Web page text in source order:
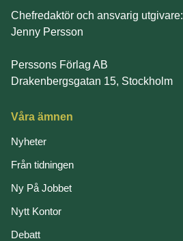
Chefredaktör och ansvarig utgivare:
Jenny Persson
Perssons Förlag AB
Drakenbergsgatan 15, Stockholm
Våra ämnen
Nyheter
Från tidningen
Ny På Jobbet
Nytt Kontor
Debatt